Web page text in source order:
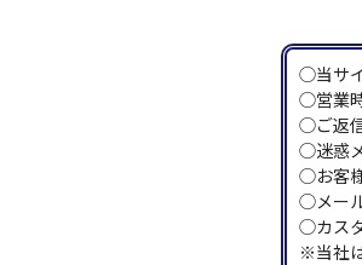
◯当サ
◯営業
◯ご返
◯迷惑
◯お客
◯メー
◯カス
※当社